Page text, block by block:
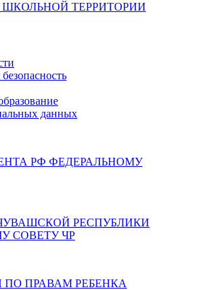
ТЕРРИТОРИИ
данных
РФ ФЕДЕРАЛЬНОМУ
РЕСПУБЛИКИ
СОВЕТУ ЧР
ПРАВАМ РЕБЕНКА